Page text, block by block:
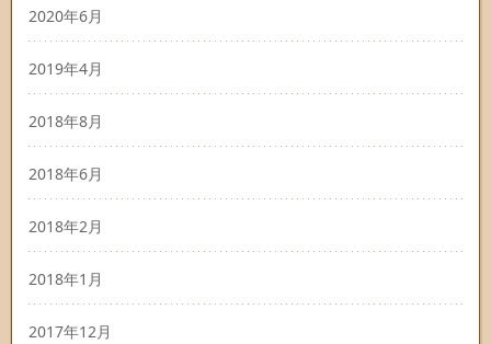
2020年6月
2019年4月
2018年8月
2018年6月
2018年2月
2018年1月
2017年12月